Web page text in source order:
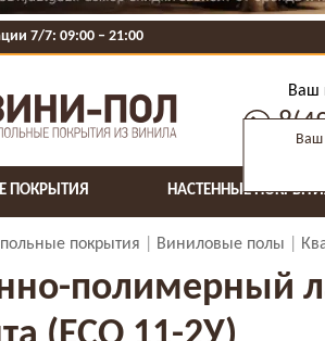
7/7: 09:00 ‒ 21:00
Ваш
Ваш
ПОКРЫТИЯ НАСТЕННЫЕ
покрытия Виниловые полы
полимерный